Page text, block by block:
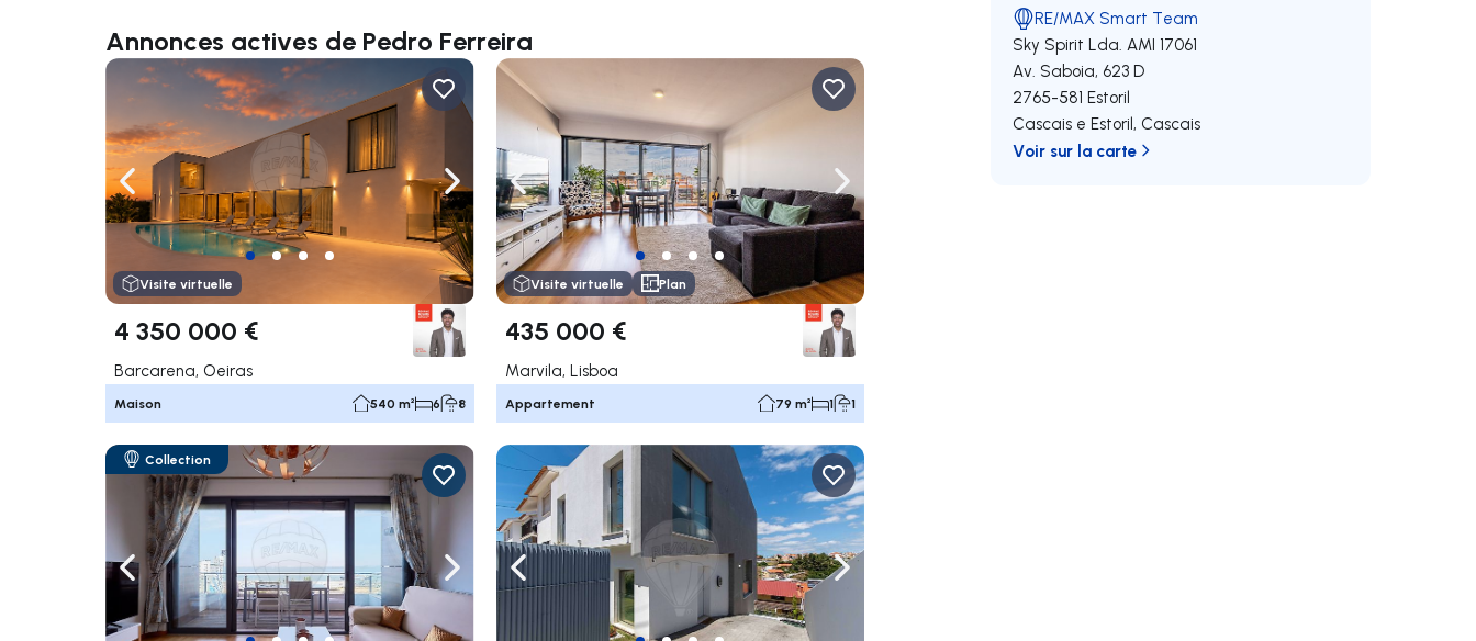
Annonces actives de Pedro Ferreira
Naviguer vers la gauche Naviguer vers la droite
Visite virtuelle
4 350 000 €
Barcarena, Oeiras
Maison 540 m² 6 8
Naviguer vers la gauche Naviguer vers la droite
Visite virtuelle Plan
435 000 €
Marvila, Lisboa
Appartement 79 m² 1 1
Naviguer vers la gauche Naviguer vers la droite
Collection
Naviguer vers la gauche Naviguer vers la droite
RE/MAX Smart Team
Sky Spirit Lda. AMI 17061
Av. Saboia, 623 D
2765-581 Estoril
Cascais e Estoril, Cascais
Voir sur la carte